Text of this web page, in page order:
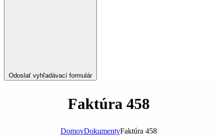
Odoslať vyhľadávací formulár
Faktúra 458
DomovDokumentyFaktúra 458